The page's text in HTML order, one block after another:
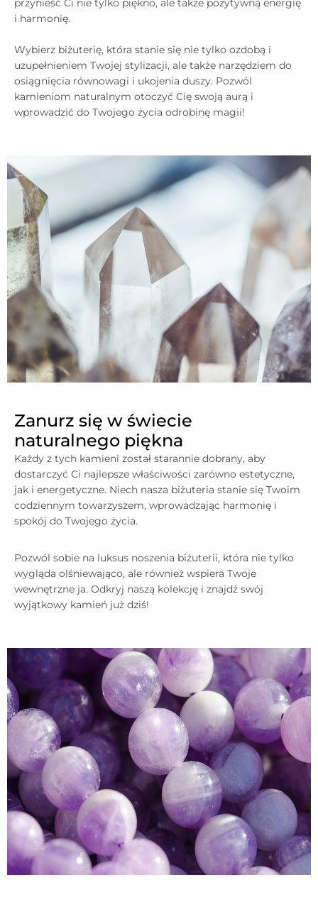
przynieść Ci nie tylko piękno, ale także pozytywną energię
i harmonię.
Wybierz biżuterię, która stanie się nie tylko ozdobą i
uzupełnieniem Twojej stylizacji, ale także narzędziem do
osiągnięcia równowagi i ukojenia duszy. Pozwól
kamieniom naturalnym otoczyć Cię swoją aurą i
wprowadzić do Twojego życia odrobinę magii!
Zanurz się w świecie
naturalnego piękna
Każdy z tych kamieni został starannie dobrany, aby
dostarczyć Ci najlepsze właściwości zarówno estetyczne,
jak i energetyczne. Niech nasza biżuteria stanie się Twoim
codziennym towarzyszem, wprowadzając harmonię i
spokój do Twojego życia.
Pozwól sobie na luksus noszenia biżuterii, która nie tylko
wygląda olśniewająco, ale również wspiera Twoje
wewnętrzne ja. Odkryj naszą kolekcję i znajdź swój
wyjątkowy kamień już dziś!